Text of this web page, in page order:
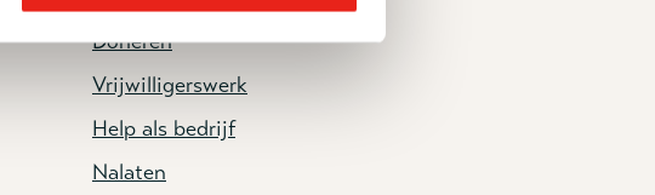
Doneren
Vrijwilligerswerk
Help als bedrijf
Nalaten